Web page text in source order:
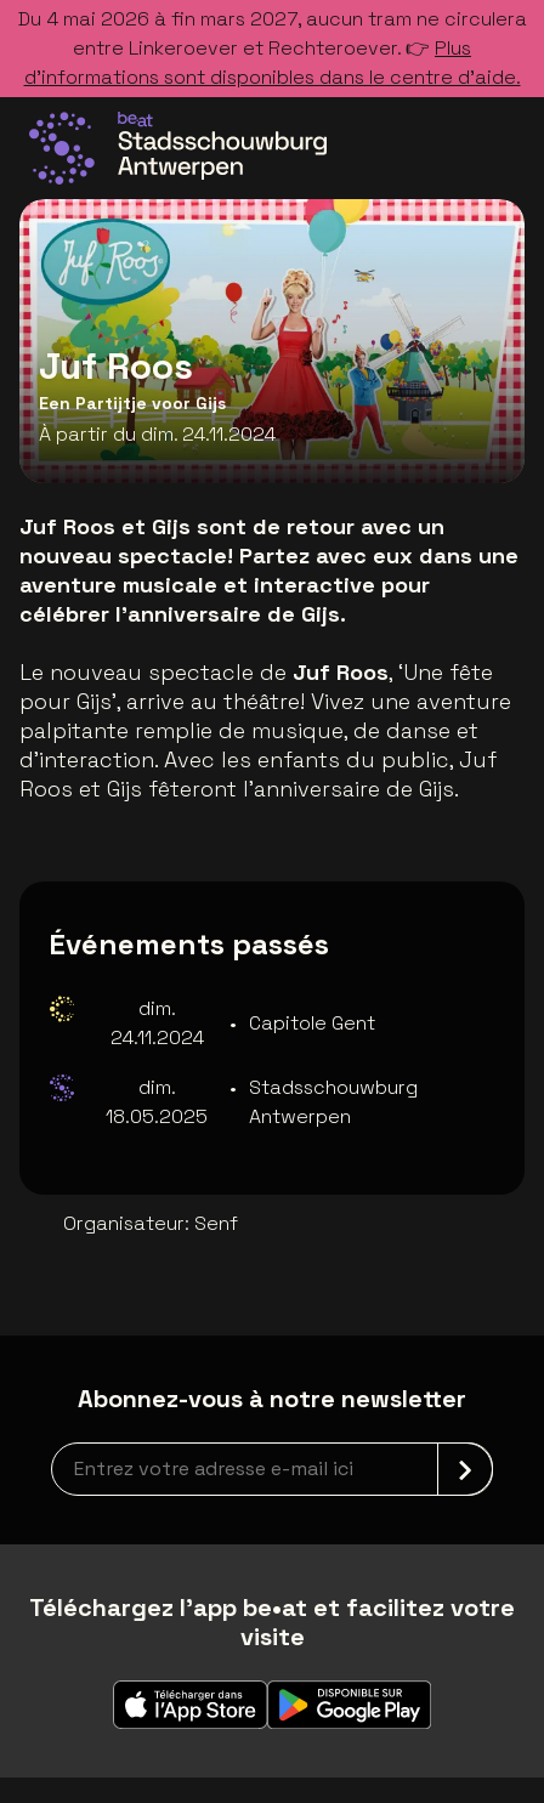
Du 4 mai 2026 à fin mars 2027, aucun tram ne circulera
entre Linkeroever et Rechteroever. 👉 Plus
d’informations sont disponibles dans le centre d’aide.
Allez à la page d'accueil
Juf Roos
Een Partijtje voor Gijs
À partir du dim. 24.11.2024
Juf Roos et Gijs sont de retour avec un
nouveau spectacle! Partez avec eux dans une
aventure musicale et interactive pour
célébrer l’anniversaire de Gijs.
Le nouveau spectacle de Juf Roos, ‘Une fête
pour Gijs’, arrive au théâtre! Vivez une aventure
palpitante remplie de musique, de danse et
d'interaction. Avec les enfants du public, Juf
Roos et Gijs fêteront l’anniversaire de Gijs.
Événements passés
dim.
24.11.2024
• Capitole Gent
dim.
18.05.2025
• Stadsschouwburg
Antwerpen
Organisateur: Senf
Abonnez-vous à notre newsletter
Inscription à la newsletter
Téléchargez l'app be•at et facilitez votre
visite